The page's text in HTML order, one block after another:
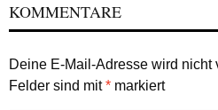
KOMMENTARE
Deine E-Mail-Adresse wird nicht
Felder sind mit* markiert